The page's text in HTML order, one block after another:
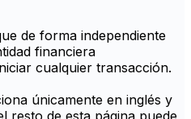
de forma independiente
financiera
cualquier transacción.
únicamente en inglés y